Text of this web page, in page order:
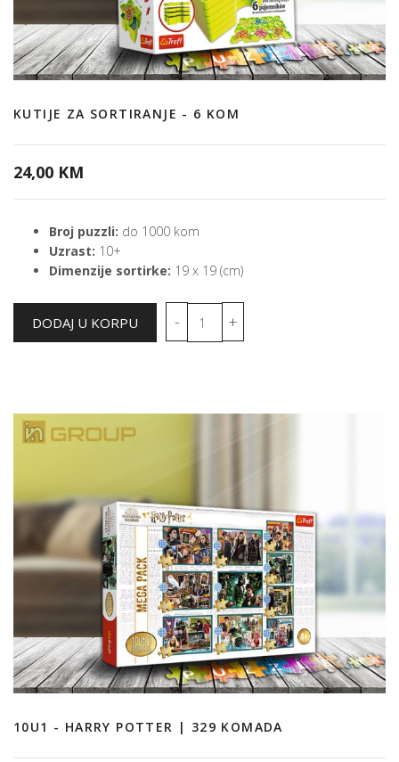
KUTIJE ZA SORTIRANJE - 6 KOM
24,00 KM
Broj puzzli: do 1000 kom
Uzrast: 10+
Dimenzije sortirke: 19 x 19 (cm)
10U1 - HARRY POTTER | 329 KOMADA